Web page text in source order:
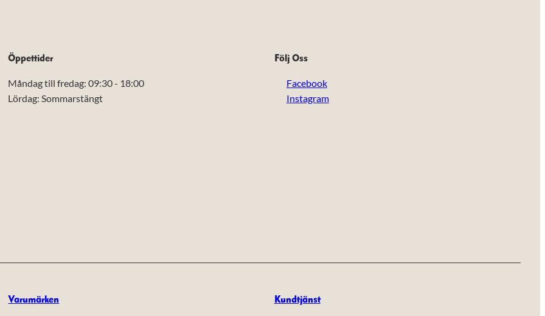
Öppettider
Måndag till fredag: 09:30 - 18:00
Lördag: Sommarstängt
Följ Oss
Facebook
Instagram
Varumärken Kundtjänst